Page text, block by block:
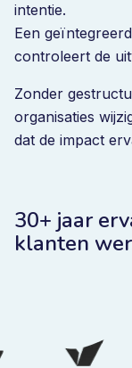
intentie.
Een
controleert de
Zonder
organisaties
dat de impact
30+ jaar
klanten